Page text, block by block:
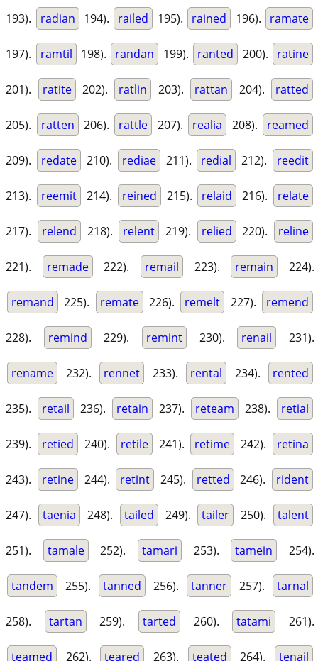
193). radian 194). railed 195). rained 196). ramate
197). ramtil 198). randan 199). ranted 200). ratine
201). ratite 202). ratlin 203). rattan 204). ratted
205). ratten 206). rattle 207). realia 208). reamed
209). redate 210). rediae 211). redial 212). reedit
213). reemit 214). reined 215). relaid 216). relate
217). relend 218). relent 219). relied 220). reline
221). remade 222). remail 223). remain 224).
remand 225). remate 226). remelt 227). remend
228). remind 229). remint 230). renail 231).
rename 232). rennet 233). rental 234). rented
235). retail 236). retain 237). reteam 238). retial
239). retied 240). retile 241). retime 242). retina
243). retine 244). retint 245). retted 246). rident
247). taenia 248). tailed 249). tailer 250). talent
251). tamale 252). tamari 253). tamein 254).
tandem 255). tanned 256). tanner 257). tarnal
258). tartan 259). tarted 260). tatami 261).
teamed 262). teared 263). teated 264). tenail